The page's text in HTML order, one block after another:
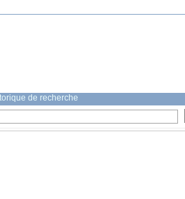
de recherche